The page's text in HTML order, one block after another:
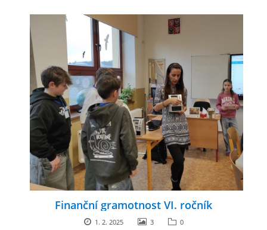
Finanční gramotnost VI. ročník
1. 2. 2025 3 0